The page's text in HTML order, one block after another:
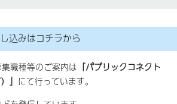
込みはコチラから
職種等のご案内は 「パブリックコネクト
」 にて行っています。